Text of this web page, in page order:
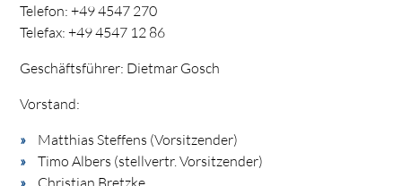
Telefon: +49 4547 270
Telefax: +49 4547 12 86
Geschäftsführer: Dietmar Gosch
Vorstand:
Matthias Steffens (Vorsitzender)
Timo Albers (stellvertr. Vorsitzender)
Christian Bretzke